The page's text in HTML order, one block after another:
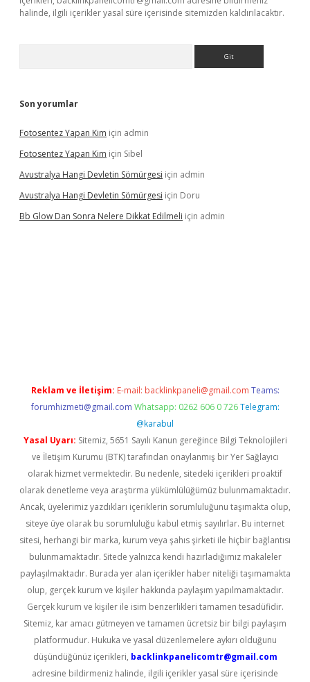
halinde, ilgili içerikler yasal süre içerisinde sitemizden kaldırılacaktır.
Son yorumlar
Fotosentez Yapan Kim için admin
Fotosentez Yapan Kim için Sibel
Avustralya Hangi Devletin Sömürgesi için admin
Avustralya Hangi Devletin Sömürgesi için Doru
Bb Glow Dan Sonra Nelere Dikkat Edilmeli için admin
Reklam ve İletişim: E-mail: backlinkpaneli@gmail.com Teams:
forumhizmeti@gmail.com Whatsapp: 0262 606 0 726 Telegram:
@karabul
Yasal Uyarı: Sitemiz, 5651 Sayılı Kanun gereğince Bilgi Teknolojileri
ve İletişim Kurumu (BTK) tarafından onaylanmış bir Yer Sağlayıcı
olarak hizmet vermektedir. Bu nedenle, sitedeki içerikleri proaktif
olarak denetleme veya araştırma yükümlülüğümüz bulunmamaktadır.
Ancak, üyelerimiz yazdıkları içeriklerin sorumluluğunu taşımakta olup,
siteye üye olarak bu sorumluluğu kabul etmiş sayılırlar. Bu internet
sitesi, herhangi bir marka, kurum veya şahıs şirketi ile hiçbir bağlantısı
bulunmamaktadır. Sitede yalnızca kendi hazırladığımız makaleler
paylaşılmaktadır. Burada yer alan içerikler haber niteliği taşımamakta
olup, gerçek kurum ve kişiler hakkında paylaşım yapılmamaktadır.
Gerçek kurum ve kişiler ile isim benzerlikleri tamamen tesadüfidir.
Sitemiz, kar amacı gütmeyen ve tamamen ücretsiz bir bilgi paylaşım
platformudur. Hukuka ve yasal düzenlemelere aykırı olduğunu
düşündüğünüz içerikleri, backlinkpanelicomtr@gmail.com
adresine bildirmeniz halinde, ilgili içerikler yasal süre içerisinde